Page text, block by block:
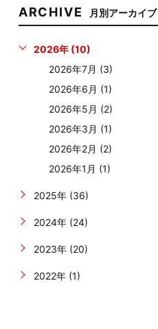
ARCHIVE 月別アーカイブ
2026年 (10)
2026年7月 (3)
2026年6月 (1)
2026年5月 (2)
2026年3月 (1)
2026年2月 (2)
2026年1月 (1)
2025年 (36)
2024年 (24)
2023年 (20)
2022年 (1)